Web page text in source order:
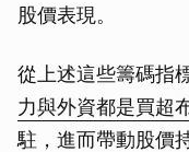
股價表現。
從上述這些籌碼指
力與外資都是買超
駐，進而帶動股價